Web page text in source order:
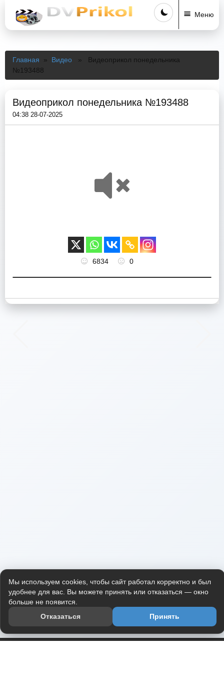
Меню
Главная » Видео » Видеоприкол понедельника
№193488
Видеоприкол понедельника №193488
04:38 28-07-2025
6834 0
Мы используем cookies, чтобы сайт работал корректно и был
удобнее для вас. Вы можете принять или отказаться — окно
больше не появится.
Отказаться
Принять